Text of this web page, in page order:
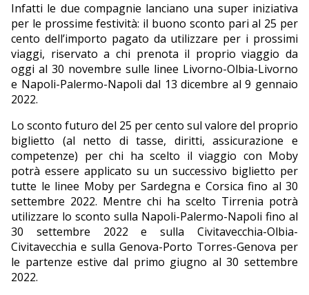
Infatti le due compagnie lanciano una super iniziativa
per le prossime festività: il buono sconto pari al 25 per
cento dell’importo pagato da utilizzare per i prossimi
viaggi, riservato a chi prenota il proprio viaggio da
oggi al 30 novembre sulle linee Livorno-Olbia-Livorno
e Napoli-Palermo-Napoli dal 13 dicembre al 9 gennaio
2022.
Lo sconto futuro del 25 per cento sul valore del proprio
biglietto (al netto di tasse, diritti, assicurazione e
competenze) per chi ha scelto il viaggio con Moby
potrà essere applicato su un successivo biglietto per
tutte le linee Moby per Sardegna e Corsica fino al 30
settembre 2022. Mentre chi ha scelto Tirrenia potrà
utilizzare lo sconto sulla Napoli-Palermo-Napoli fino al
30 settembre 2022 e sulla Civitavecchia-Olbia-
Civitavecchia e sulla Genova-Porto Torres-Genova per
le partenze estive dal primo giugno al 30 settembre
2022.